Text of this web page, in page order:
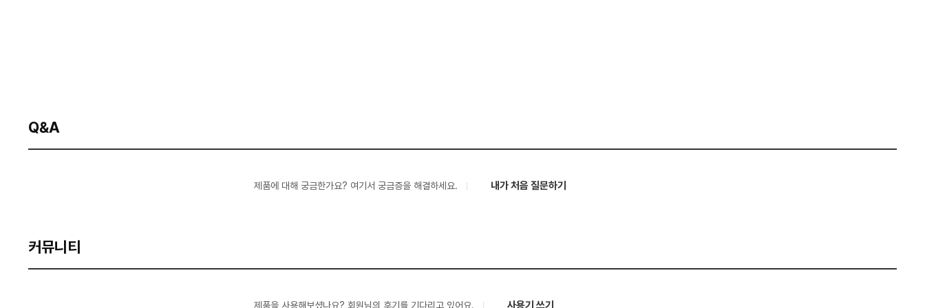
Q&A
제품에 대해 궁금한가요? 여기서 궁금증을 해결하세요. 내가 처음 질문하기
커뮤니티
제품을 사용해보셨나요? 회원님의 후기를 기다리고 있어요. 사용기 쓰기